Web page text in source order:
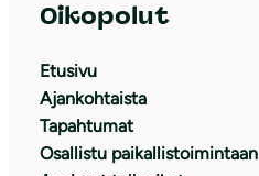
Oikopolut
Etusivu
Ajankohtaista
Tapahtumat
Osallistu paikallistoimintaan